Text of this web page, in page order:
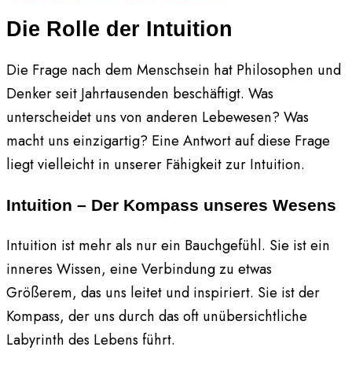
Die Rolle der Intuition
Die Frage nach dem Menschsein hat Philosophen und
Denker seit Jahrtausenden beschäftigt. Was
unterscheidet uns von anderen Lebewesen? Was
macht uns einzigartig? Eine Antwort auf diese Frage
liegt vielleicht in unserer Fähigkeit zur Intuition.
Intuition – Der Kompass unseres Wesens
Intuition ist mehr als nur ein Bauchgefühl. Sie ist ein
inneres Wissen, eine Verbindung zu etwas
Größerem, das uns leitet und inspiriert. Sie ist der
Kompass, der uns durch das oft unübersichtliche
Labyrinth des Lebens führt.